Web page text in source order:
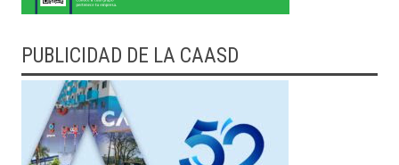
PUBLICIDAD DE LA CAASD